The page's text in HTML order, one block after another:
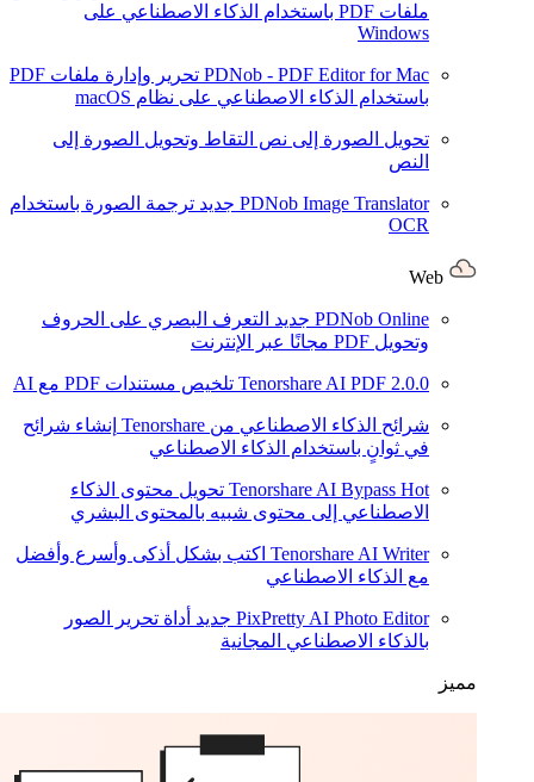
ملفات PDF باستخدام الذكاء الاصطناعي على
Windows
PDNob - PDF Editor for Mac
تحرير وإدارة ملفات PDF
باستخدام الذكاء الاصطناعي على نظام macOS
تحويل الصورة إلى نص التقاط وتحويل الصورة إلى
النص
PDNob Image Translator جديد ترجمة الصورة باستخدام
OCR
PDNob Online جديد التعرف البصري على الحروف
وتحويل PDF مجانًا عبر الإنترنت
Tenorshare AI PDF 2.0.0 تلخيص مستندات PDF مع AI
شرائح الذكاء الاصطناعي من Tenorshare
إنشاء شرائح
في ثوانٍ باستخدام الذكاء الاصطناعي
Tenorshare AI Bypass Hot
تحويل محتوى الذكاء
الاصطناعي إلى محتوى شبيه بالمحتوى البشري
Tenorshare AI Writer اكتب بشكل أذكى وأسرع وأفضل
مع الذكاء الاصطناعي
PixPretty AI Photo Editor جديد أداة تحرير الصور
بالذكاء الاصطناعي المجانية
مميز